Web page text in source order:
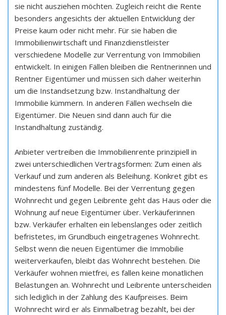
sie nicht ausziehen möchten. Zugleich reicht die Rente
besonders angesichts der aktuellen Entwicklung der
Preise kaum oder nicht mehr. Für sie haben die
Immobilienwirtschaft und Finanzdienstleister
verschiedene Modelle zur Verrentung von Immobilien
entwickelt. In einigen Fällen bleiben die Rentnerinnen und
Rentner Eigentümer und müssen sich daher weiterhin
um die Instandsetzung bzw. Instandhaltung der
Immobilie kümmern. In anderen Fällen wechseln die
Eigentümer. Die Neuen sind dann auch für die
Instandhaltung zuständig.
Anbieter vertreiben die Immobilienrente prinzipiell in
zwei unterschiedlichen Vertragsformen: Zum einen als
Verkauf und zum anderen als Beleihung. Konkret gibt es
mindestens fünf Modelle. Bei der Verrentung gegen
Wohnrecht und gegen Leibrente geht das Haus oder die
Wohnung auf neue Eigentümer über. Verkäuferinnen
bzw. Verkäufer erhalten ein lebenslanges oder zeitlich
befristetes, im Grundbuch eingetragenes Wohnrecht.
Selbst wenn die neuen Eigentümer die Immobilie
weiterverkaufen, bleibt das Wohnrecht bestehen. Die
Verkäufer wohnen mietfrei, es fallen keine monatlichen
Belastungen an. Wohnrecht und Leibrente unterscheiden
sich lediglich in der Zahlung des Kaufpreises. Beim
Wohnrecht wird er als Einmalbetrag bezahlt, bei der